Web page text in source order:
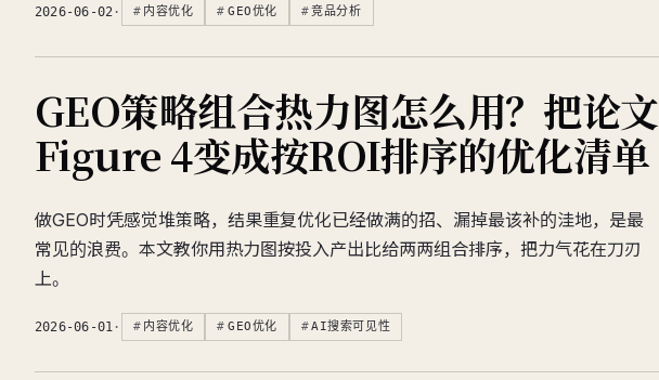
2026-06-02 · 内容优化 GEO优化 竞品分析
GEO策略组合热力图怎么用？把论文
Figure 4变成按ROI排序的优化清单
做GEO时凭感觉堆策略，结果重复优化已经做满的招、漏掉最该补的洼地，是最
常见的浪费。本文教你用热力图按投入产出比给两两组合排序，把力气花在刀刃
上。
2026-06-01 · 内容优化 GEO优化 AI搜索可见性